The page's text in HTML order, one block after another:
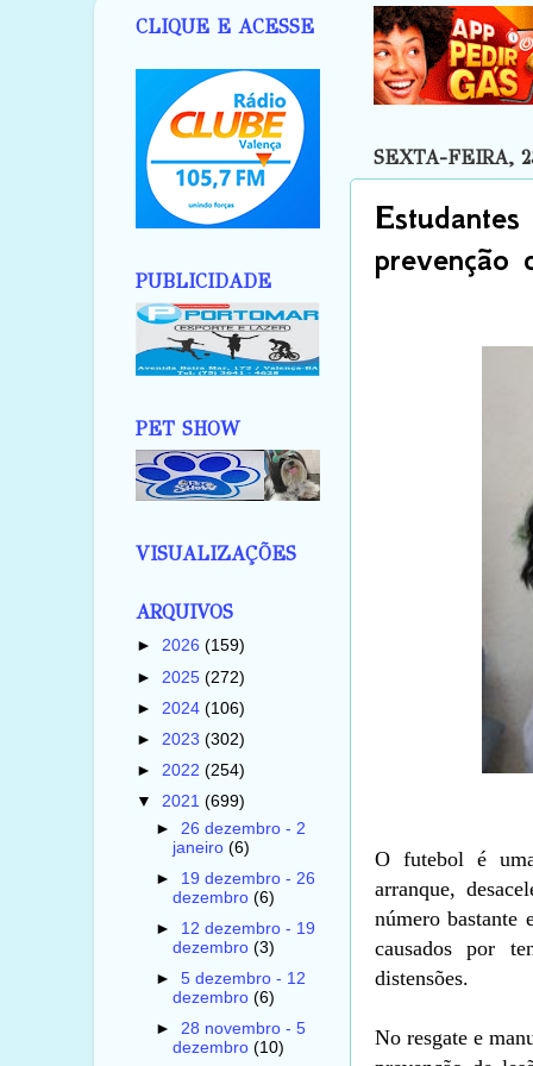
SEXTA-FEIRA,
prevenção
O futebol é
arranque,
número bastante
causados por
distensões.
No resgate e
CLIQUE E ACESSE
PUBLICIDADE
PET SHOW
VISUALIZAÇÕES
ARQUIVOS
► 2026 (159)
► 2025 (272)
► 2024 (106)
► 2023 (302)
► 2022 (254)
▼ 2021 (699)
► 26 dezembro - 2
janeiro (6)
► 19 dezembro - 26
dezembro (6)
► 12 dezembro - 19
dezembro (3)
► 5 dezembro - 12
dezembro (6)
► 28 novembro - 5
dezembro (10)